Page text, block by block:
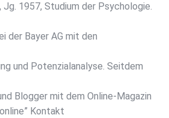
Jg. 1957, Studium der Psychologie.
der Bayer AG mit den
und Potenzialanalyse. Seitdem
Blogger mit dem Online-Magazin
Kontakt